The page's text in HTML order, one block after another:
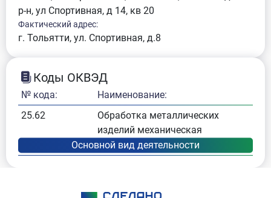
р-н, ул Спортивная, д 14, кв 20
Фактический адрес:
г. Тольятти, ул. Спортивная, д.8
Коды ОКВЭД
№ кода:
Наименование:
25.62
Обработка металлических
изделий механическая